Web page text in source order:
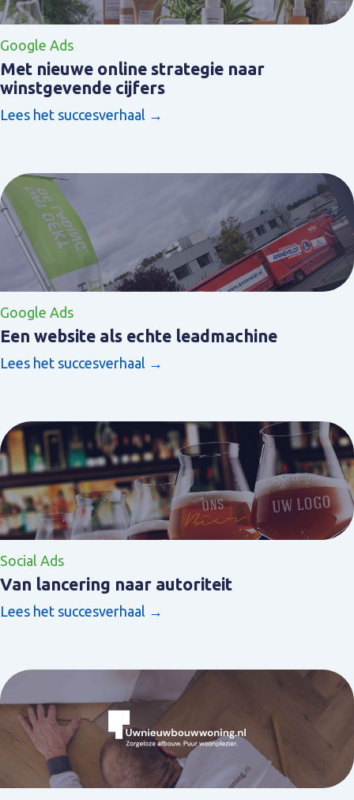
Google Ads
Met nieuwe online strategie naar
winstgevende cijfers
Lees het succesverhaal →
Google Ads
Een website als echte leadmachine
Lees het succesverhaal →
Social Ads
Van lancering naar autoriteit
Lees het succesverhaal →